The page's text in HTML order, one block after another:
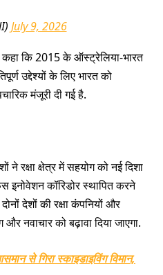
July 9, 2026
कहा कि 2015 के ऑस्ट्रेलिया-भारत
उद्देश्यों के लिए भारत को
मंजूरी दी गई है.
ने रक्षा क्षेत्र में सहयोग को नई दिशा
इनोवेशन कॉरिडोर स्थापित करने
देशों की रक्षा कंपनियों और
नवाचार को बढ़ावा दिया जाएगा.
से गिरा स्काइडाइविंग विमान,